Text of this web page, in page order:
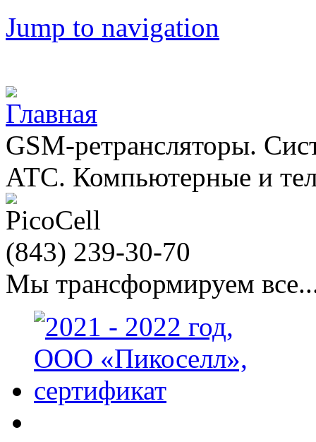
Jump to navigation
GSM-ретрансляторы.
АТС. Компьютерные и
(843) 239-30-70
Мы трансформируем